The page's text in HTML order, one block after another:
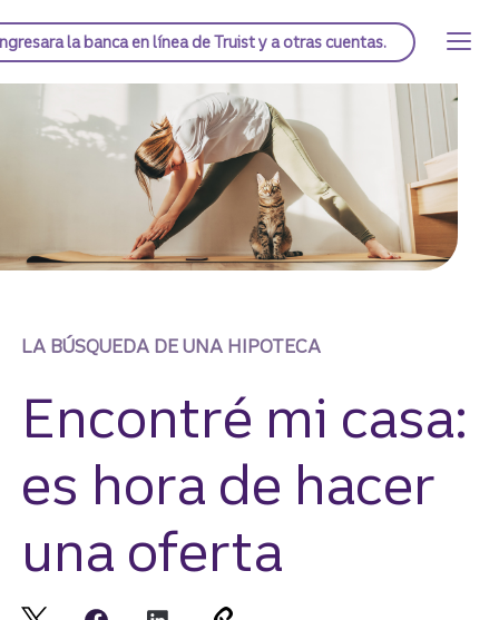
al
contenido
Página de inicio de Truist
a la banca en línea de Truist y a otras cuentas.
Encontré mi casa:
es hora de hacer
una oferta
LA BÚSQUEDA DE UNA HIPOTECA